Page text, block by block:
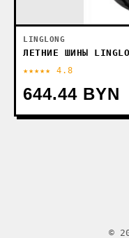
LINGLONG
ЛЕТНИЕ ШИНЫ
★★★★★ 4.8
644.44 BYN
©